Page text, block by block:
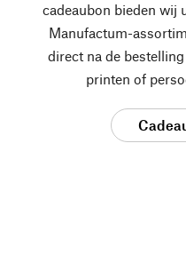
cadeaubon bieden wij
Manufactum-
direct na de
printen of